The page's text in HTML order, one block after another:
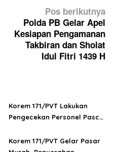
Pos berikutnya
Polda PB Gelar Apel
Kesiapan Pengamanan
Takbiran dan Sholat
Idul Fitri 1439 H
Korem 171/PVT Lakukan
Pengecekan Personel Pasca
Korem 171/PVT Gelar Pasar